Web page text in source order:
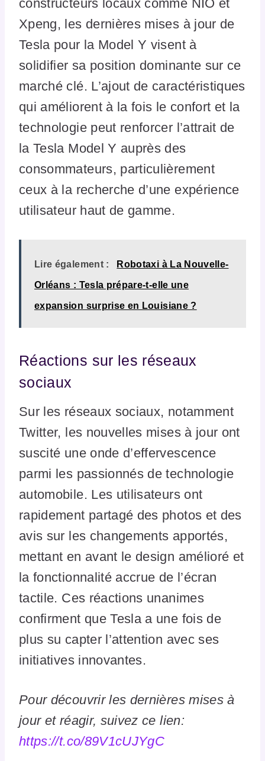
constructeurs locaux comme NIO et
Xpeng, les dernières mises à jour de
Tesla pour la Model Y visent à
solidifier sa position dominante sur ce
marché clé. L’ajout de caractéristiques
qui améliorent à la fois le confort et la
technologie peut renforcer l’attrait de
la Tesla Model Y auprès des
consommateurs, particulièrement
ceux à la recherche d’une expérience
utilisateur haut de gamme.
Lire également : Robotaxi à La Nouvelle-
Orléans : Tesla prépare-t-elle une
expansion surprise en Louisiane ?
Réactions sur les réseaux
sociaux
Sur les réseaux sociaux, notamment
Twitter, les nouvelles mises à jour ont
suscité une onde d’effervescence
parmi les passionnés de technologie
automobile. Les utilisateurs ont
rapidement partagé des photos et des
avis sur les changements apportés,
mettant en avant le design amélioré et
la fonctionnalité accrue de l’écran
tactile. Ces réactions unanimes
confirment que Tesla a une fois de
plus su capter l’attention avec ses
initiatives innovantes.
Pour découvrir les dernières mises à
jour et réagir, suivez ce lien:
https://t.co/89V1cUJYgC